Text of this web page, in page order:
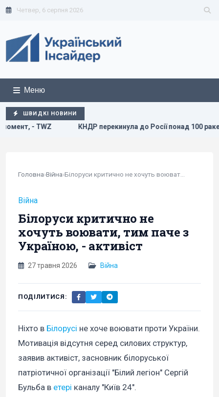
Четвер, 6 серпня 2026
Меню
ШВИДКІ НОВИНИ
КНДР перекинула до Росії понад 100 ракет: в ISW
Головна›Війна›
Війна
Білоруси критично не
хочуть воювати, тим паче з
Україною, - активіст
27 травня 2026 Війна
ПОДІЛИТИСЯ:
Ніхто в Білорусі не хоче воювати проти України.
Мотивація відсутня серед силових структур,
заявив активіст, засновник білоруської
патріотичної організації "Білий легіон" Сергій
Бульба в етері каналу "Київ 24".